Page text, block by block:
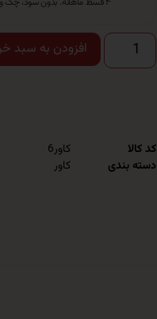
افزودن به سبد
کد کالا
کاور6
دسته بندی
کاور